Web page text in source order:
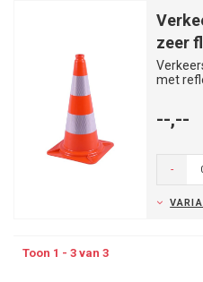
zeer
met
--,--
-
Toon 1 - 3 van 3